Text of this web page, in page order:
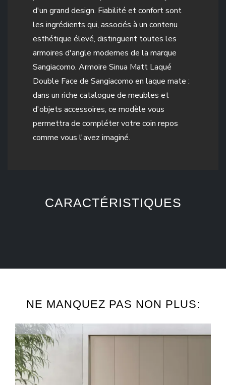
d'un grand design. Fiabilité et confort sont
les ingrédients qui, associés à un contenu
esthétique élevé, distinguent toutes les
armoires d'angle modernes de la marque
Sangiacomo. Armoire Sinua Matt Laqué
Double Face de Sangiacomo en laque mate :
dans un riche catalogue de meubles et
d'objets accessoires, ce modèle vous
permettra de compléter votre coin repos
comme vous l'avez imaginé.
CARACTÉRISTIQUES
NE MANQUEZ PAS NON PLUS: